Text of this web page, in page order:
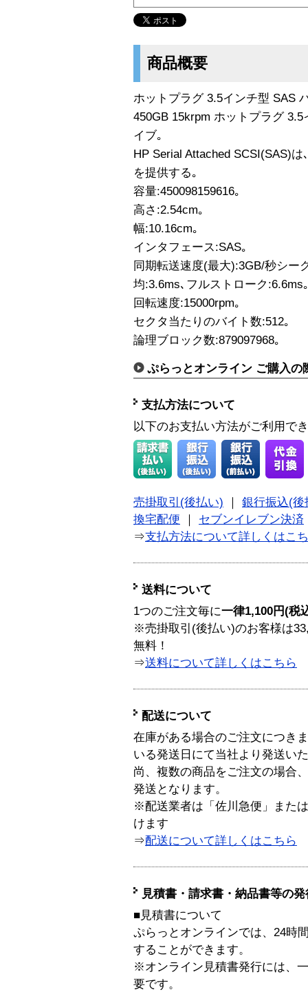
商品概要
ホットプラグ 3.5インチ型 SAS
450GB 15krpm ホットプラグ
イブ｡
HP Serial Attached SCSI(SAS)
を提供する｡
容量:450098159616｡
高さ:2.54cm｡
幅:10.16cm｡
インタフェース:SAS｡
同期転送速度(最大):3GB/秒シー
均:3.6ms､フルストローク:6.6ms
回転速度:15000rpm｡
セクタ当たりのバイト数:512｡
論理ブロック数:879097968｡
ぷらっとオンライン ご購入の
支払方法について
以下のお支払い方法がご利用で
売掛取引(後払い)
銀行振込(後
換宅配便
セブンイレブン決済
⇒支払方法について詳しくはこ
送料について
1つのご注文毎に一律1,100円(税
※売掛取引(後払い)のお客様は
無料！
⇒送料について詳しくはこちら
配送について
在庫がある場合のご注文につき
いる発送日にて当社より発送い
尚、複数の商品をご注文の場合
発送となります。
※配送業者は「佐川急便」また
けます
⇒配送について詳しくはこちら
見積書・請求書・納品書等の
■見積書について
ぷらっとオンラインでは、24時
することができます。
※オンライン見積書発行には、
要です。